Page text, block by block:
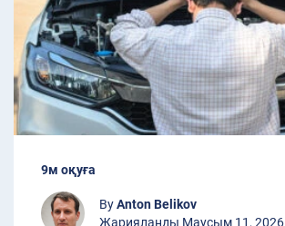
9м оқуға
ByAnton Belikov
Жарияланды Маусым 11, 2026